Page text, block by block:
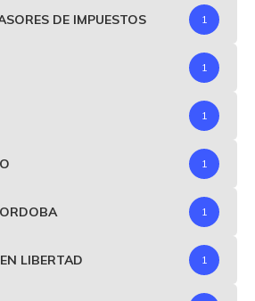
DE IMPUESTOS 1
1
1
1
1
LIBERTAD 1